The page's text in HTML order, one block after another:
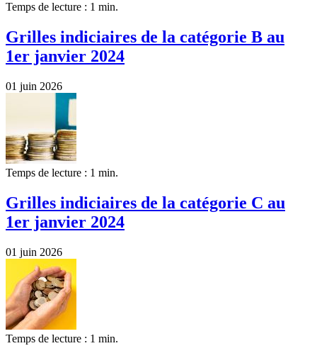
Temps de lecture : 1 min.
Grilles indiciaires de la catégorie B au
1er janvier 2024
01 juin 2026
Temps de lecture : 1 min.
Grilles indiciaires de la catégorie C au
1er janvier 2024
01 juin 2026
Temps de lecture : 1 min.